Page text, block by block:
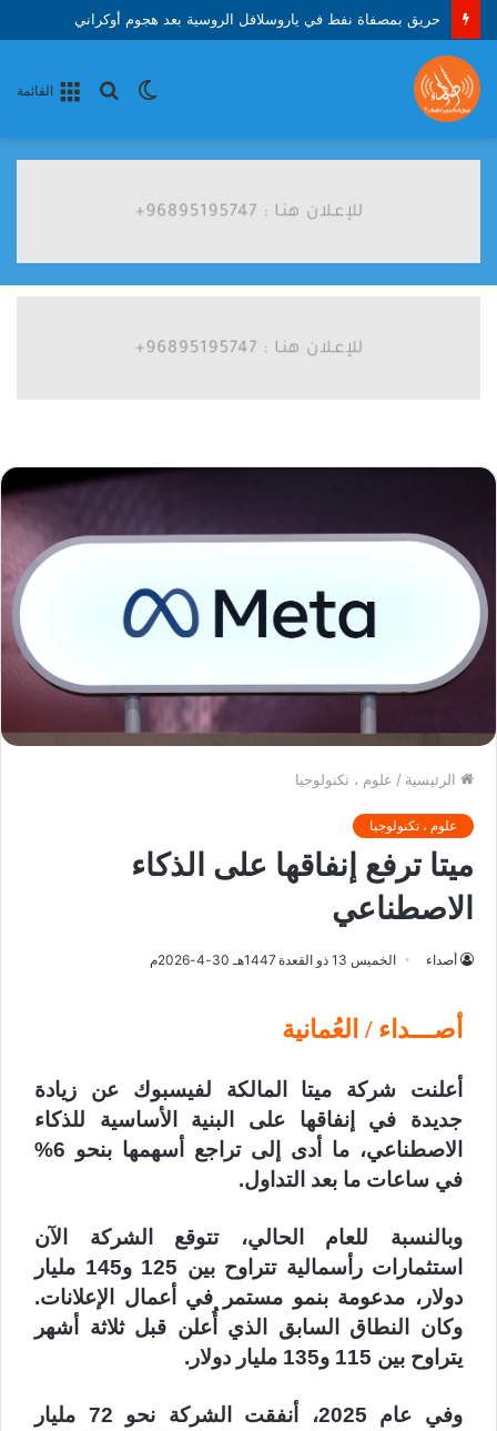
حريق بمصفاة نفط في ياروسلافل الروسية بعد هجوم أوكراني
القائمة
بحث الوضع
الرئيسية / علوم ، تكنولوجيا
علوم ، تكنولوجيا
ميتا ترفع إنفاقها على الذكاء
الاصطناعي
أصداء الخميس 13 ذو القعدة 1447هـ 30-4-2026م
أصـــداء / العُمانية
أعلنت شركة ميتا المالكة لفيسبوك عن زيادة
جديدة في إنفاقها على البنية الأساسية للذكاء
الاصطناعي، ما أدى إلى تراجع أسهمها بنحو 6%
في ساعات ما بعد التداول.
وبالنسبة للعام الحالي، تتوقع الشركة الآن
استثمارات رأسمالية تتراوح بين 125 و145 مليار
دولار، مدعومة بنمو مستمر في أعمال الإعلانات.
وكان النطاق السابق الذي أُعلن قبل ثلاثة أشهر
يتراوح بين 115 و135 مليار دولار.
وفي عام 2025، أنفقت الشركة نحو 72 مليار